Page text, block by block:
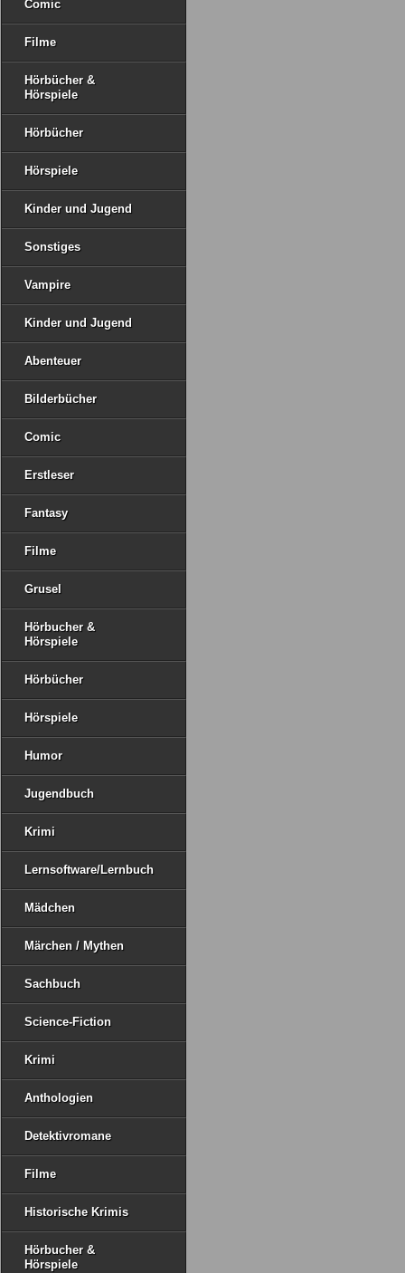
Comic
Filme
Hörbücher &
Hörspiele
Hörbücher
Hörspiele
Kinder und Jugend
Sonstiges
Vampire
Kinder und Jugend
Abenteuer
Bilderbücher
Comic
Erstleser
Fantasy
Filme
Grusel
Hörbucher &
Hörspiele
Hörbücher
Hörspiele
Humor
Jugendbuch
Krimi
Lernsoftware/Lernbuch
Mädchen
Märchen / Mythen
Sachbuch
Science-Fiction
Krimi
Anthologien
Detektivromane
Filme
Historische Krimis
Hörbucher &
Hörspiele